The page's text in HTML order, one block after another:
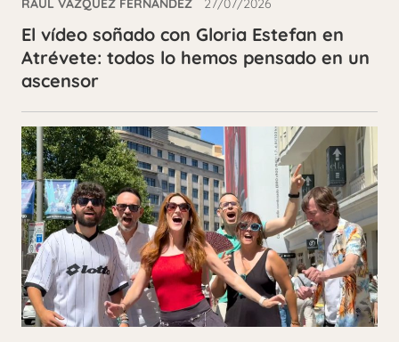
RAÚL VÁZQUEZ FERNÁNDEZ 27/07/2026
El vídeo soñado con Gloria Estefan en
Atrévete: todos lo hemos pensado en un
ascensor